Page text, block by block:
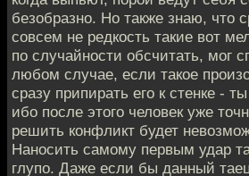
безобразно. Но также знаю, что
совсем не редкость такие вот
по случайности обсчитать, мог
любом случае, если такое
сразу припирать его к стенке -
ибо после этого человек уже
решить конфликт будет
Наносить самому первым удар
глупо. Даже если бы данный